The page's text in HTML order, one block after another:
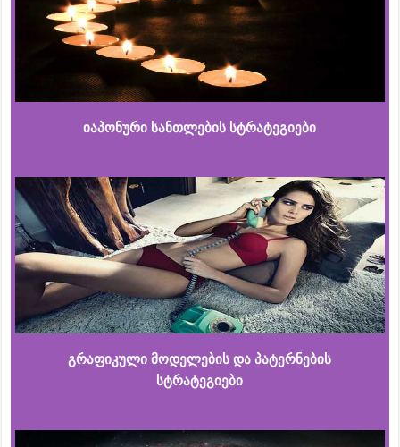
იაპონური სანთლების სტრატეგიები
გრაფიკული მოდელების და პატერნების
სტრატეგიები